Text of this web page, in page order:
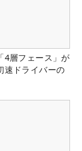
4層フェース」が
速ドライバーの